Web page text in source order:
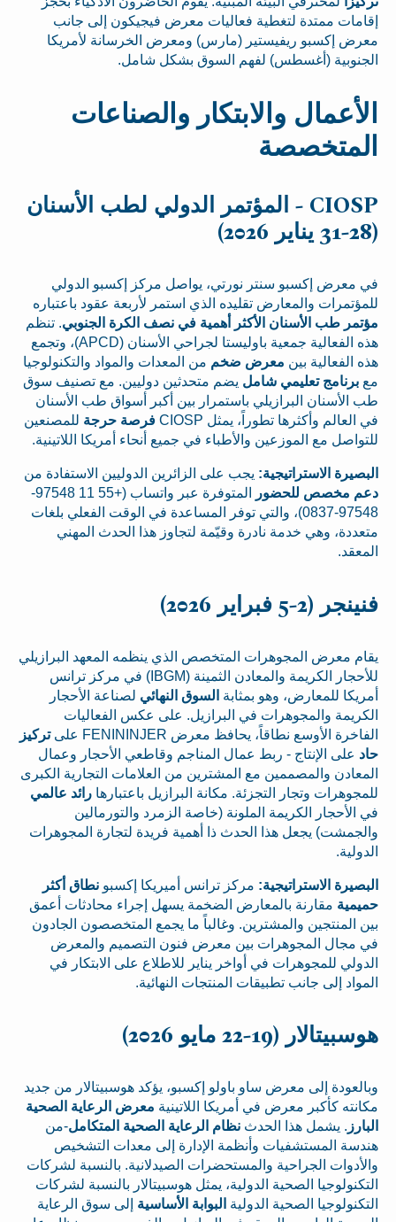
إقامات ممتدة لتغطية فعاليات معرض فيجيكون إلى جانب
معرض إكسبو ريفيستير (مارس) ومعرض الخرسانة لأمريكا
الجنوبية (أغسطس) لفهم السوق بشكل شامل.
الأعمال والابتكار والصناعات
المتخصصة
CIOSP - المؤتمر الدولي لطب الأسنان
(28-31 يناير 2026)
في معرض إكسبو سنتر نورتي، يواصل مركز إكسبو الدولي
للمؤتمرات والمعارض تقليده الذي استمر لأربعة عقود باعتباره
مؤتمر طب الأسنان الأكثر أهمية في نصف الكرة الجنوبي. تنظم
هذه الفعالية جمعية باوليستا لجراحي الأسنان (APCD)، وتجمع
هذه الفعالية بين معرض ضخم من المعدات والمواد والتكنولوجيا
مع برنامج تعليمي شامل يضم متحدثين دوليين. مع تصنيف سوق
طب الأسنان البرازيلي باستمرار بين أكبر أسواق طب الأسنان
في العالم وأكثرها تطوراً، يمثل CIOSP
فرصة حرجة للمصنعين
للتواصل مع الموزعين والأطباء في جميع أنحاء أمريكا اللاتينية.
البصيرة الاستراتيجية: يجب على الزائرين الدوليين الاستفادة من
دعم مخصص للحضور
المتوفرة عبر واتساب (+55 11 97548-
97548-0837)، والتي توفر المساعدة في الوقت الفعلي بلغات
متعددة، وهي خدمة نادرة وقيّمة لتجاوز هذا الحدث المهني
المعقد.
فنينجر (2-5 فبراير 2026)
يقام معرض المجوهرات المتخصص الذي ينظمه المعهد البرازيلي
للأحجار الكريمة والمعادن الثمينة (IBGM) في مركز ترانس
أمريكا للمعارض، وهو بمثابة السوق النهائي لصناعة الأحجار
الكريمة والمجوهرات في البرازيل. على عكس الفعاليات
الفاخرة الأوسع نطاقاً، يحافظ معرض FENININJER على
تركيز
حاد على الإنتاج - ربط عمال المناجم وقاطعي الأحجار وعمال
المعادن والمصممين مع المشترين من العلامات التجارية الكبرى
للمجوهرات وتجار التجزئة. مكانة البرازيل باعتبارها رائد عالمي
في الأحجار الكريمة الملونة (خاصة الزمرد والتورمالين
والجمشت) يجعل هذا الحدث ذا أهمية فريدة لتجارة المجوهرات
الدولية.
البصيرة الاستراتيجية: مركز ترانس أميريكا إكسبو نطاق أكثر
حميمية مقارنة بالمعارض الضخمة يسهل إجراء محادثات أعمق
بين المنتجين والمشترين. وغالباً ما يجمع المتخصصون الجادون
في مجال المجوهرات بين معرض فنون التصميم والمعرض
الدولي للمجوهرات في أواخر يناير للاطلاع على الابتكار في
المواد إلى جانب تطبيقات المنتجات النهائية.
هوسبيتالار (19-22 مايو 2026)
وبالعودة إلى معرض ساو باولو إكسبو، يؤكد هوسبيتالار من جديد
مكانته كأكبر معرض في أمريكا اللاتينية معرض الرعاية الصحية
البارز . يشمل هذا الحدث نظام الرعاية الصحية المتكامل-من
هندسة المستشفيات وأنظمة الإدارة إلى معدات التشخيص
والأدوات الجراحية والمستحضرات الصيدلانية. بالنسبة لشركات
التكنولوجيا الصحية الدولية، يمثل هوسبيتالار بالنسبة لشركات
التكنولوجيا الصحية الدولية البوابة الأساسية إلى سوق الرعاية